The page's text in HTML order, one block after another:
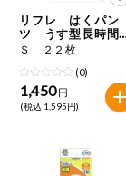
リフレ はくパン
ツ うす型長時間
心
Ｓ ２２枚
(0)
1,450 円
(税込 1,595円)